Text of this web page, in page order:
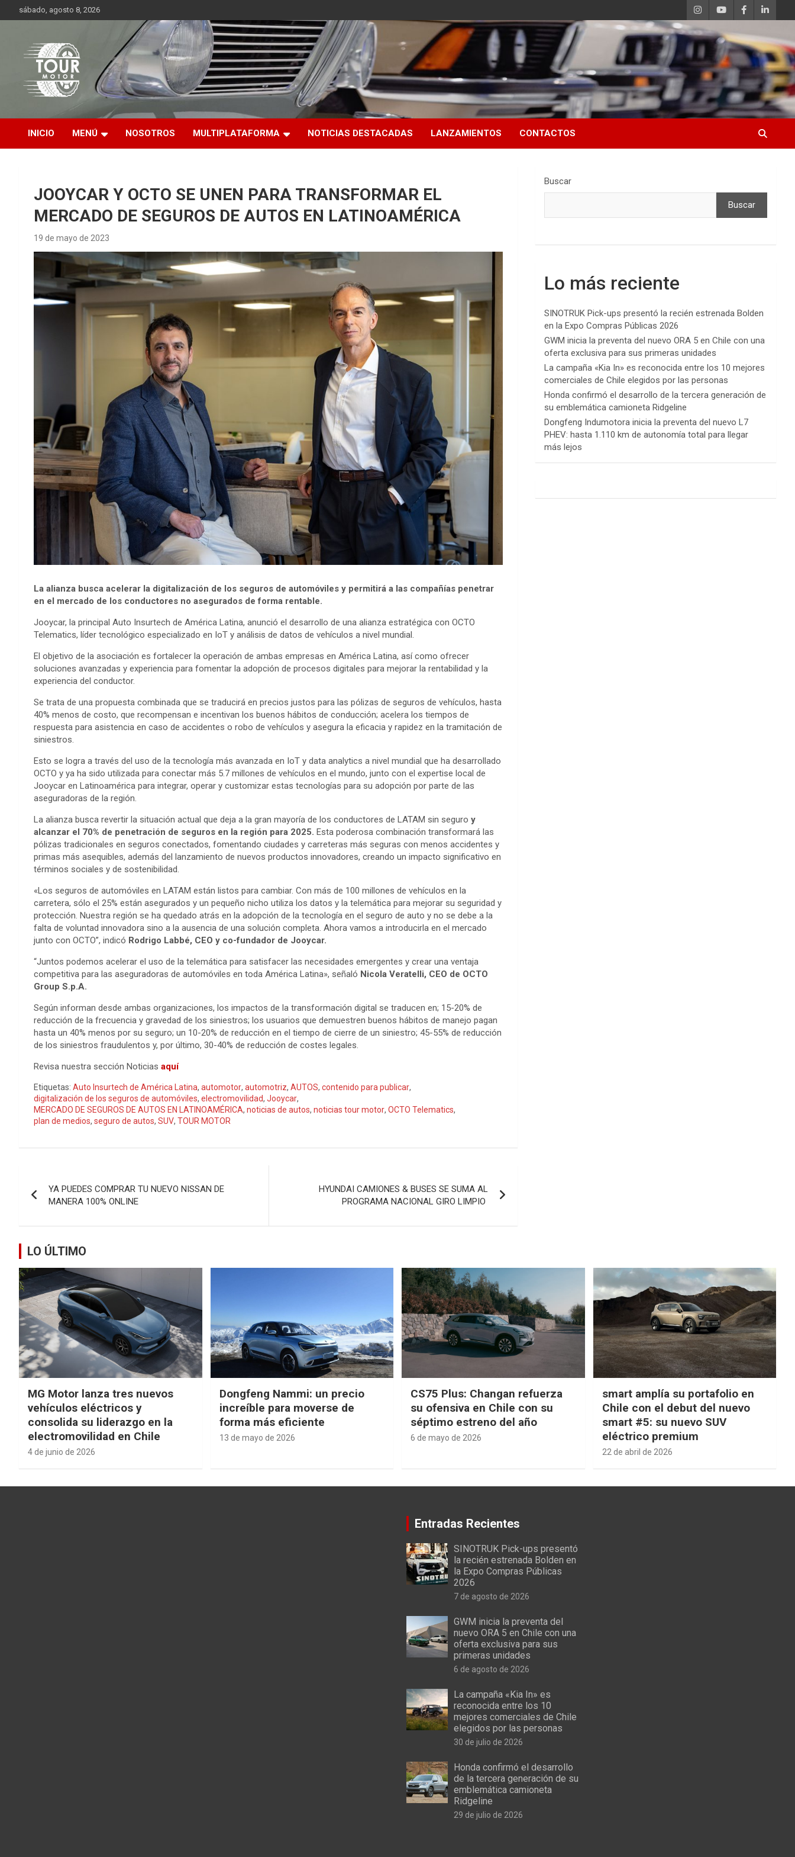
al
sábado, agosto 8, 2026
Tour Motor
Plataforma de contenido audiovisual para el sector automotriz
INICIO MENÚ NOSOTROS MULTIPLATAFORMA NOTICIAS DESTACADAS LANZAMIENTOS CONTACTOS
JOOYCAR Y OCTO SE UNEN PARA TRANSFORMAR EL
MERCADO DE SEGUROS DE AUTOS EN LATINOAMÉRICA
19 de mayo de 2023
La alianza busca acelerar la digitalización de los seguros de automóviles y permitirá a las compañías penetrar
en el mercado de los conductores no asegurados de forma rentable.
Jooycar, la principal Auto Insurtech de América Latina, anunció el desarrollo de una alianza estratégica con OCTO
Telematics, líder tecnológico especializado en IoT y análisis de datos de vehículos a nivel mundial.
El objetivo de la asociación es fortalecer la operación de ambas empresas en América Latina, así como ofrecer
soluciones avanzadas y experiencia para fomentar la adopción de procesos digitales para mejorar la rentabilidad y la
experiencia del conductor.
Se trata de una propuesta combinada que se traducirá en precios justos para las pólizas de seguros de vehículos, hasta
40% menos de costo, que recompensan e incentivan los buenos hábitos de conducción; acelera los tiempos de
respuesta para asistencia en caso de accidentes o robo de vehículos y asegura la eficacia y rapidez en la tramitación de
siniestros.
Esto se logra a través del uso de la tecnología más avanzada en IoT y data analytics a nivel mundial que ha desarrollado
OCTO y ya ha sido utilizada para conectar más 5.7 millones de vehículos en el mundo, junto con el expertise local de
Jooycar en Latinoamérica para integrar, operar y customizar estas tecnologías para su adopción por parte de las
aseguradoras de la región.
La alianza busca revertir la situación actual que deja a la gran mayoría de los conductores de LATAM sin seguro y
alcanzar el 70% de penetración de seguros en la región para 2025. Esta poderosa combinación transformará las
pólizas tradicionales en seguros conectados, fomentando ciudades y carreteras más seguras con menos accidentes y
primas más asequibles, además del lanzamiento de nuevos productos innovadores, creando un impacto significativo en
términos sociales y de sostenibilidad.
«Los seguros de automóviles en LATAM están listos para cambiar. Con más de 100 millones de vehículos en la
carretera, sólo el 25% están asegurados y un pequeño nicho utiliza los datos y la telemática para mejorar su seguridad y
protección. Nuestra región se ha quedado atrás en la adopción de la tecnología en el seguro de auto y no se debe a la
falta de voluntad innovadora sino a la ausencia de una solución completa. Ahora vamos a introducirla en el mercado
junto con OCTO”, indicó Rodrigo Labbé, CEO y co-fundador de Jooycar.
“Juntos podemos acelerar el uso de la telemática para satisfacer las necesidades emergentes y crear una ventaja
competitiva para las aseguradoras de automóviles en toda América Latina», señaló Nicola Veratelli, CEO de OCTO
Group S.p.A.
Según informan desde ambas organizaciones, los impactos de la transformación digital se traducen en; 15-20% de
reducción de la frecuencia y gravedad de los siniestros; los usuarios que demuestren buenos hábitos de manejo pagan
hasta un 40% menos por su seguro; un 10-20% de reducción en el tiempo de cierre de un siniestro; 45-55% de reducción
de los siniestros fraudulentos y, por último, 30-40% de reducción de costes legales.
Revisa nuestra sección Noticias aquí
Etiquetas: Auto Insurtech de América Latina, automotor, automotriz, AUTOS, contenido para publicar,
digitalización de los seguros de automóviles, electromovilidad, Jooycar,
MERCADO DE SEGUROS DE AUTOS EN LATINOAMÉRICA, noticias de autos, noticias tour motor, OCTO Telematics,
plan de medios, seguro de autos, SUV, TOUR MOTOR
de
entradas
YA PUEDES COMPRAR TU NUEVO NISSAN DE
MANERA 100% ONLINE
HYUNDAI CAMIONES & BUSES SE SUMA AL
PROGRAMA NACIONAL GIRO LIMPIO
Buscar
Buscar
Lo más reciente
SINOTRUK Pick-ups presentó la recién estrenada Bolden
en la Expo Compras Públicas 2026
GWM inicia la preventa del nuevo ORA 5 en Chile con una
oferta exclusiva para sus primeras unidades
La campaña «Kia In» es reconocida entre los 10 mejores
comerciales de Chile elegidos por las personas
Honda confirmó el desarrollo de la tercera generación de
su emblemática camioneta Ridgeline
Dongfeng Indumotora inicia la preventa del nuevo L7
PHEV: hasta 1.110 km de autonomía total para llegar
más lejos
LO ÚLTIMO
MG Motor lanza tres nuevos
vehículos eléctricos y
consolida su liderazgo en la
electromovilidad en Chile
4 de junio de 2026
Dongfeng Nammi: un precio
increíble para moverse de
forma más eficiente
13 de mayo de 2026
CS75 Plus: Changan refuerza
su ofensiva en Chile con su
séptimo estreno del año
6 de mayo de 2026
smart amplía su portafolio en
Chile con el debut del nuevo
smart #5: su nuevo SUV
eléctrico premium
22 de abril de 2026
Entradas Recientes
SINOTRUK Pick-ups presentó
la recién estrenada Bolden en
la Expo Compras Públicas
2026
7 de agosto de 2026
GWM inicia la preventa del
nuevo ORA 5 en Chile con una
oferta exclusiva para sus
primeras unidades
6 de agosto de 2026
La campaña «Kia In» es
reconocida entre los 10
mejores comerciales de Chile
elegidos por las personas
30 de julio de 2026
Honda confirmó el desarrollo
de la tercera generación de su
emblemática camioneta
Ridgeline
29 de julio de 2026